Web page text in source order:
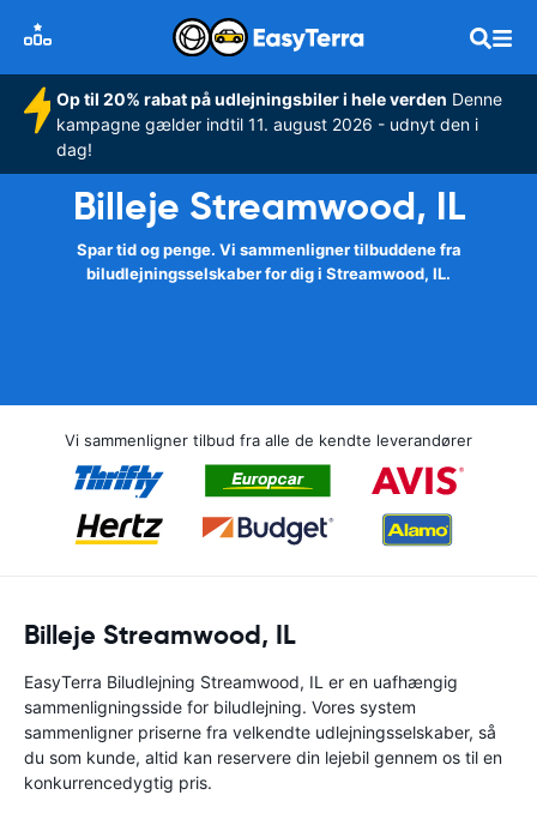
Op til 20% rabat på udlejningsbiler i hele verden Denne
kampagne gælder indtil 11. august 2026 - udnyt den i
dag!
Billeje Streamwood, IL
Spar tid og penge. Vi sammenligner tilbuddene fra
biludlejningsselskaber for dig i Streamwood, IL.
Vi sammenligner tilbud fra alle de kendte leverandører
Billeje Streamwood, IL
EasyTerra Biludlejning Streamwood, IL er en uafhængig
sammenligningsside for biludlejning. Vores system
sammenligner priserne fra velkendte udlejningsselskaber, så
du som kunde, altid kan reservere din lejebil gennem os til en
konkurrencedygtig pris.